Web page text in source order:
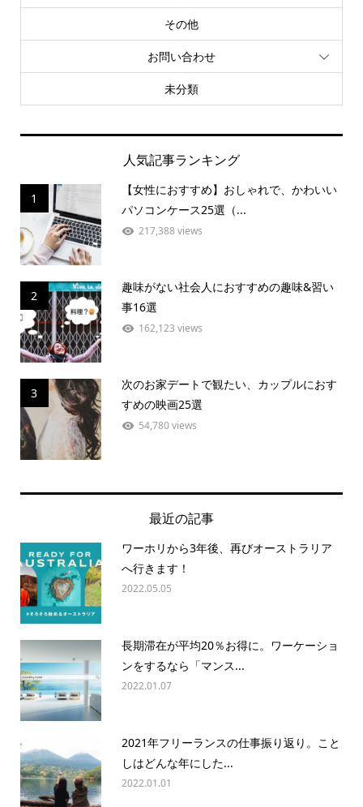
その他
お問い合わせ
未分類
人気記事ランキング
1
【女性におすすめ】おしゃれで、かわいい
パソコンケース25選（...
217,388 views
2
趣味がない社会人におすすめの趣味&習い
事16選
162,123 views
3
次のお家デートで観たい、カップルにおす
すめの映画25選
54,780 views
最近の記事
ワーホリから3年後、再びオーストラリア
へ行きます！
2022.05.05
長期滞在が平均20％お得に。ワーケーショ
ンをするなら「マンス...
2022.01.07
2021年フリーランスの仕事振り返り。こと
しはどんな年にした...
2022.01.01